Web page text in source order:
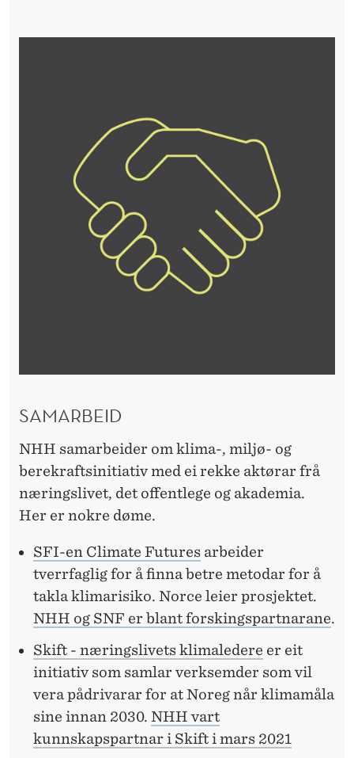
SAMARBEID
NHH samarbeider om klima-, miljø- og
berekraftsinitiativ med ei rekke aktørar frå
næringslivet, det offentlege og akademia.
Her er nokre døme.
SFI-en Climate Futures arbeider
tverrfaglig for å finna betre metodar for å
takla klimarisiko. Norce leier prosjektet.
NHH og SNF er blant forskingspartnarane.
Skift - næringslivets klimaledere er eit
initiativ som samlar verksemder som vil
vera pådrivarar for at Noreg når klimamåla
sine innan 2030. NHH vart
kunnskapspartnar i Skift i mars 2021